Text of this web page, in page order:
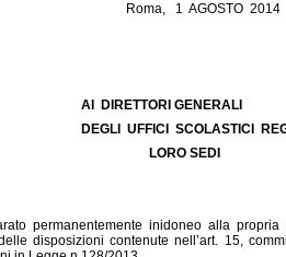
Roma, 1 AGOSTO 2014
AI DIRETTORI
DEGLI UFFICI SCOLASTICI
SEDI
permanentemente inidoneo alla
disposizioni contenute nell’art. 15,